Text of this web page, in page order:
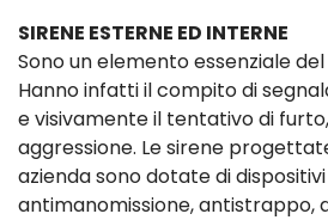
SIRENE ESTERNE ED INTERNE
Sono un elemento essenziale
Hanno infatti il compito di
e visivamente il tentativo di
aggressione. Le sirene
azienda sono dotate di
antimanomissione, antistrappo,